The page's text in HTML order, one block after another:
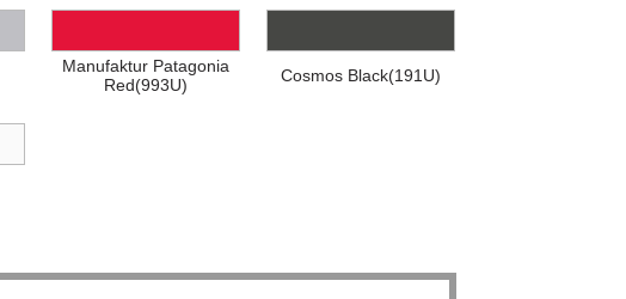
Manufaktur Patagonia
Red(993U)
Cosmos Black(191U)